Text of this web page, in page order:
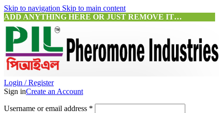
Skip to navigation Skip to main content
ADD ANYTHING HERE OR JUST REMOVE IT…
Login / Register
Sign inCreate an Account
Username or email address *